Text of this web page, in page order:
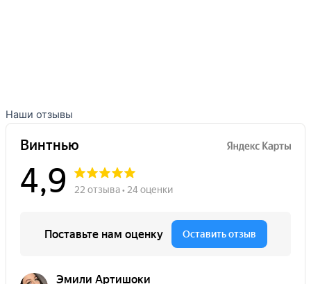
Наши отзывы